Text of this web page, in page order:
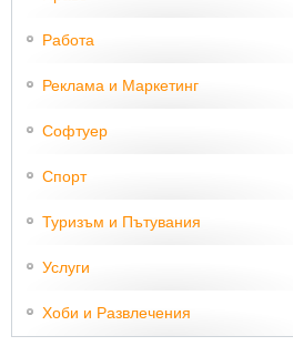
Работа
Реклама и Маркетинг
Софтуер
Спорт
Туризъм и Пътувания
Услуги
Хоби и Развлечения